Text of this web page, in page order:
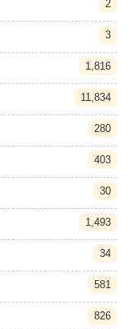
2
3
1,816
11,834
280
403
30
1,493
34
581
826